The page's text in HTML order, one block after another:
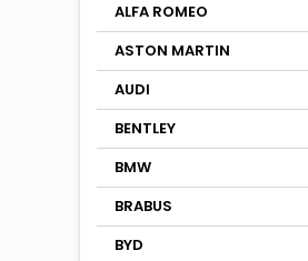
ALFA ROMEO
ASTON MARTIN
AUDI
BENTLEY
BMW
BRABUS
BYD